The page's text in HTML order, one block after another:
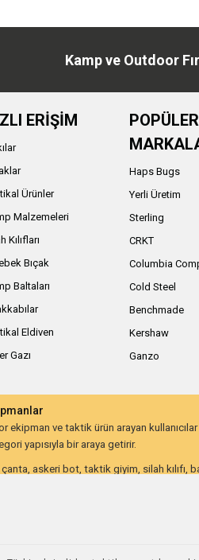
Kamp ve Outdoor
ERİŞİM
Ürünler
Malzemeleri
Kılıfları
Bıçak
Baltaları
Eldiven
Gazı
POPÜLER
Haps Bugs
Yerli Üretim
Sterling
CRKT
Columbia
Cold Steel
Benchmade
Kershaw
Ganzo
ve taktik ürün arayan
yapısıyla bir araya getirir.
askeri bot, taktik giyim, silah kılıfı,